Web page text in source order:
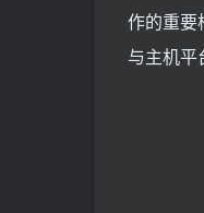
作的重要
与主机平